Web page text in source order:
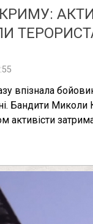
впізнала
Бандити Миколи
активісти